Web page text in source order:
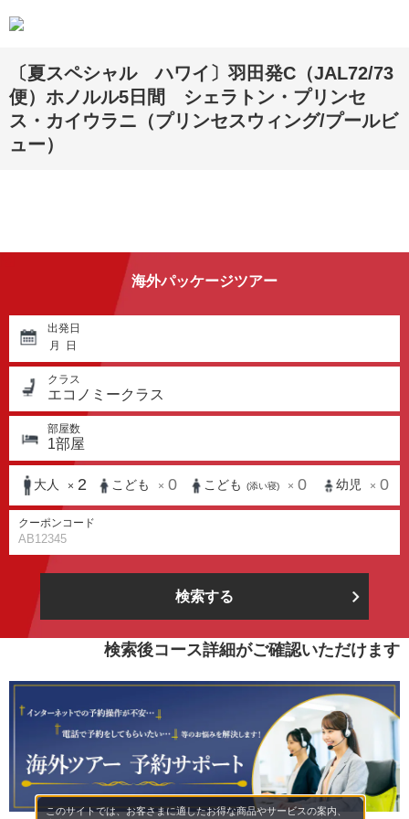
〔夏スペシャル ハワイ〕羽田発C（JAL72/73
便）ホノルル5日間 シェラトン・プリンセ
ス・カイウラニ（プリンセスウィング/プールビ
ュー）
海外パッケージツアー
出発日
月
日
クラス
エコノミークラス
部屋数
1部屋
大人 × 2 こども × 0 こども (添い寝) × 0 幼児 × 0
クーポンコード
検索する
検索後コース詳細がご確認いただけます
このサイトでは、お客さまに適したお得な商品やサービスの案内、